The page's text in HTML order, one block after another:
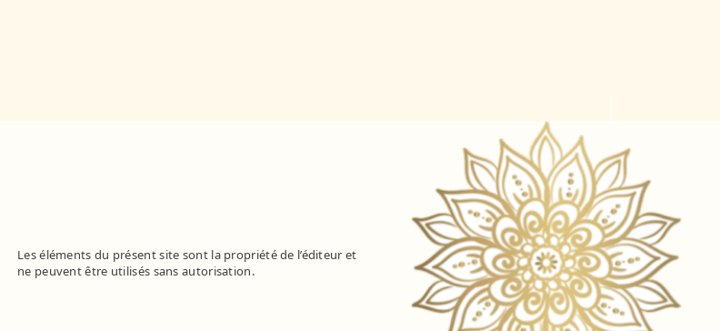
Les éléments du présent site sont la propriété de l’éditeur et
ne peuvent être utilisés sans autorisation.